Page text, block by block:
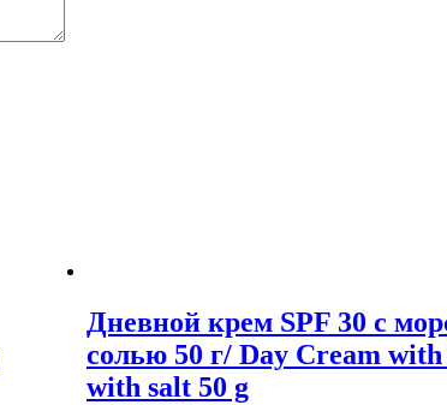
Дневной крем SPF 30 c
солью 50 г/ Day Cream with
with salt 50 g